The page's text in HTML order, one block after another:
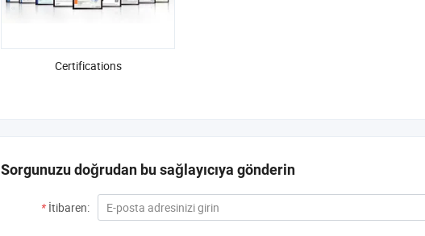
Certifications
Sorgunuzu doğrudan bu sağlayıcıya gönderin
* İtibaren: